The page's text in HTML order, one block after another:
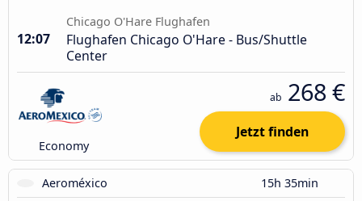
12:07
Chicago O'Hare Flughafen
Flughafen Chicago O'Hare - Bus/Shuttle
Center
Economy
ab 268 €
Jetzt finden
Aeroméxico 15h 35min